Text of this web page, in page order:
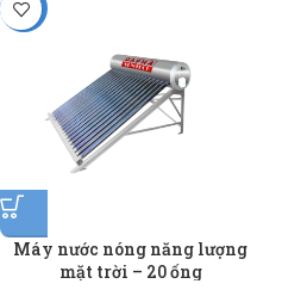
-5%
Máy nước nóng năng lượng
mặt trời – 20 ống